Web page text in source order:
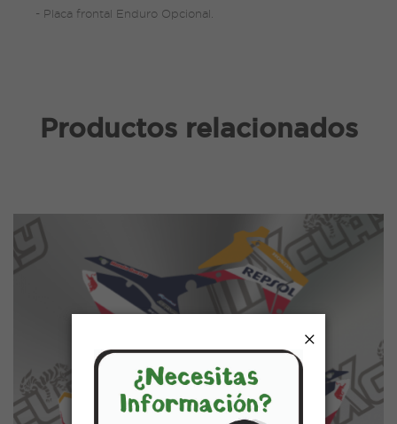
- Placa frontal Enduro Opcional.
Productos relacionados
×